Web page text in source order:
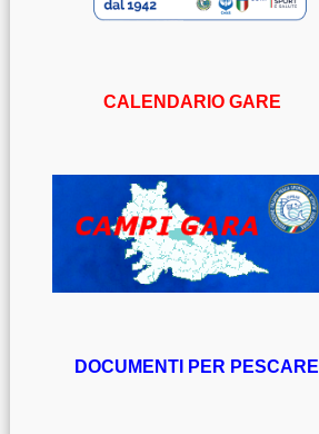
CALENDARIO GARE
DOCUMENTI PER PESCARE